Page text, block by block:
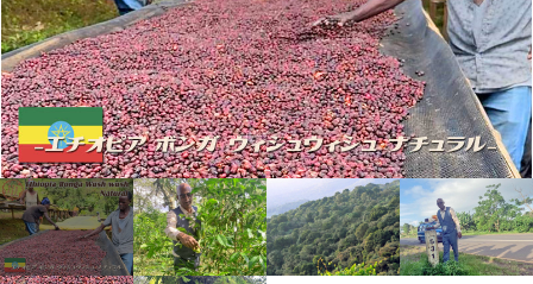
（税込）
ショッピングを続ける
カートを確認する
すべての商品
Sale(セール)
おススメ商品
コーヒー豆シングル
ブレンドコーヒー
月別商品ラインナップ
おススメ商品
コーヒー豆シングル
ブレンドコーヒー
月別商品ラインナップ
コーヒー器具
子カテゴリ
価格帯
～